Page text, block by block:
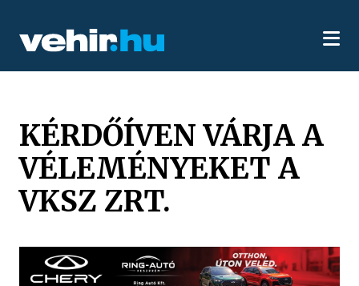
KÉRDŐÍVEN VÁRJA A
VÉLEMÉNYEKET A
VKSZ ZRT.